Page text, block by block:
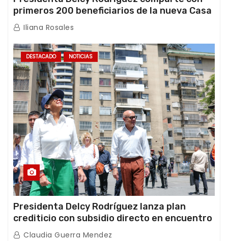
primeros 200 beneficiarios de la nueva Casa
de los Abuelos “La Primavera” en Caracas
Iliana Rosales
DESTACADO NOTICIAS
Presidenta Delcy Rodríguez lanza plan
crediticio con subsidio directo en encuentro
con Juntas de Condominio
Claudia Guerra Mendez